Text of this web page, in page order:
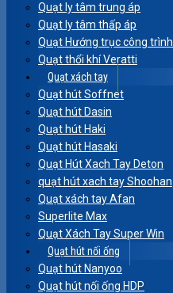
Quạt ly tâm trung áp
Quạt ly tâm thấp áp
Quạt Hướng trục công trình
Quạt thổi khí Veratti
Quạt xách tay
Quạt hút Soffnet
Quạt hút Dasin
Quạt hút Haki
Quạt hút Hasaki
Quạt Hút Xach Tay Deton
quạt hút xach tay Shoohan
Quạt xách tay Afan
Superlite Max
Quạt Xách Tay Super Win
Quạt hút nối ống
Quạt hút Nanyoo
Quạt hút nối ống HDP